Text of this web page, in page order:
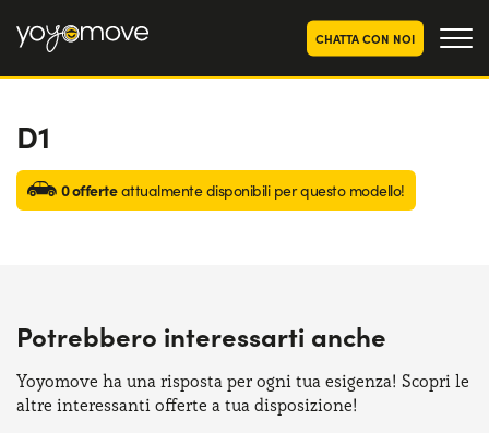
CHATTA CON NOI
Privati
Aziende e P.IVA
OFFERTE NOLEGGIO
AUTO USATE
Lavora con noi
PERCHÉ CONVIENE
D1
0 offerteattualmente disponibili per questo modello!
Potrebbero interessarti anche
Yoyomove ha una risposta per ogni tua esigenza! Scopri le
altre interessanti offerte a tua disposizione!